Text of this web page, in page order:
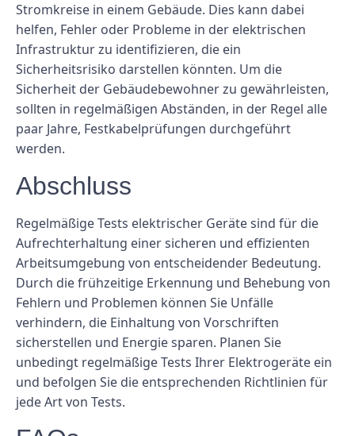
Stromkreise in einem Gebäude. Dies kann dabei
helfen, Fehler oder Probleme in der elektrischen
Infrastruktur zu identifizieren, die ein
Sicherheitsrisiko darstellen könnten. Um die
Sicherheit der Gebäudebewohner zu gewährleisten,
sollten in regelmäßigen Abständen, in der Regel alle
paar Jahre, Festkabelprüfungen durchgeführt
werden.
Abschluss
Regelmäßige Tests elektrischer Geräte sind für die
Aufrechterhaltung einer sicheren und effizienten
Arbeitsumgebung von entscheidender Bedeutung.
Durch die frühzeitige Erkennung und Behebung von
Fehlern und Problemen können Sie Unfälle
verhindern, die Einhaltung von Vorschriften
sicherstellen und Energie sparen. Planen Sie
unbedingt regelmäßige Tests Ihrer Elektrogeräte ein
und befolgen Sie die entsprechenden Richtlinien für
jede Art von Tests.